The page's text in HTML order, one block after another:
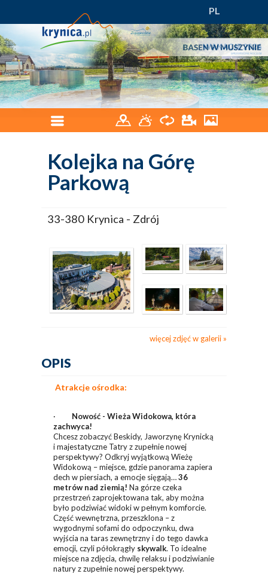
PL
Kolejka na Górę
Parkową
33-380 Krynica - Zdrój
więcej zdjęć w galerii
OPIS
Atrakcje ośrodka:
· Nowość - Wieża Widokowa, która
zachwyca!
Chcesz zobaczyć Beskidy, Jaworzynę Krynicką
i majestatyczne Tatry z zupełnie nowej
perspektywy? Odkryj wyjątkową Wieżę
Widokową – miejsce, gdzie panorama zapiera
dech w piersiach, a emocje sięgają…36
metrów nad ziemią! Na górze czeka
przestrzeń zaprojektowana tak, aby można
było podziwiać widoki w pełnym komforcie.
Część wewnętrzna, przeszklona – z
wygodnymi sofami do odpoczynku, dwa
wyjścia na taras zewnętrzny i do tego dawka
emocji, czyli półokrągły skywalk. To idealne
miejsce na zdjęcia, chwilę relaksu i podziwianie
natury z zupełnie nowej perspektywy.